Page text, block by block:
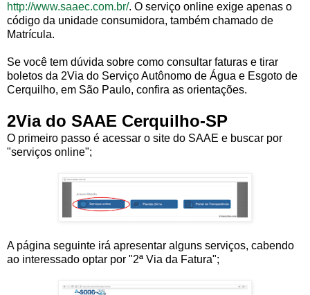
http://www.saaec.com.br/. O serviço online exige apenas o
código da unidade consumidora, também chamado de
Matrícula.
Se você tem dúvida sobre como consultar faturas e tirar
boletos da 2Via do Serviço Autônomo de Água e Esgoto de
Cerquilho, em São Paulo, confira as orientações.
2Via do SAAE Cerquilho-SP
O primeiro passo é acessar o site do SAAE e buscar por
"serviços online";
A página seguinte irá apresentar alguns serviços, cabendo
ao interessado optar por "2ª Via da Fatura";